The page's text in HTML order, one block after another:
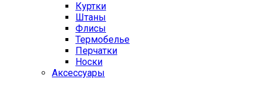
Куртки
Штаны
Флисы
Термобелье
Перчатки
Носки
Аксессуары